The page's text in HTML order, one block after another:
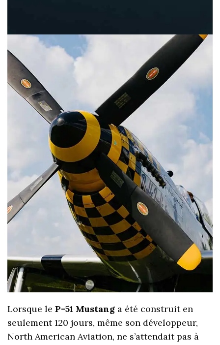
Lorsque leP-51 Mustang a été construit en
seulement 120 jours, même son développeur,
North American Aviation, ne s’attendait pas à